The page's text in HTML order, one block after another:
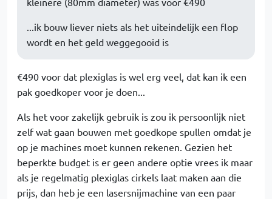
...ik bouw liever niets als het uiteindelijk een flop
wordt en het geld weggegooid is
€490 voor dat plexiglas is wel erg veel, dat kan ik een
pak goedkoper voor je doen...
Als het voor zakelijk gebruik is zou ik persoonlijk niet
zelf wat gaan bouwen met goedkope spullen omdat je
op je machines moet kunnen rekenen. Gezien het
beperkte budget is er geen andere optie vrees ik maar
als je regelmatig plexiglas cirkels laat maken aan die
prijs, dan heb je een lasersnijmachine van een paar